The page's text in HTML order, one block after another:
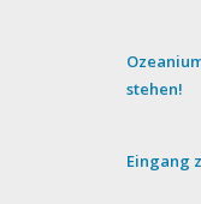
stehen!
Eingang